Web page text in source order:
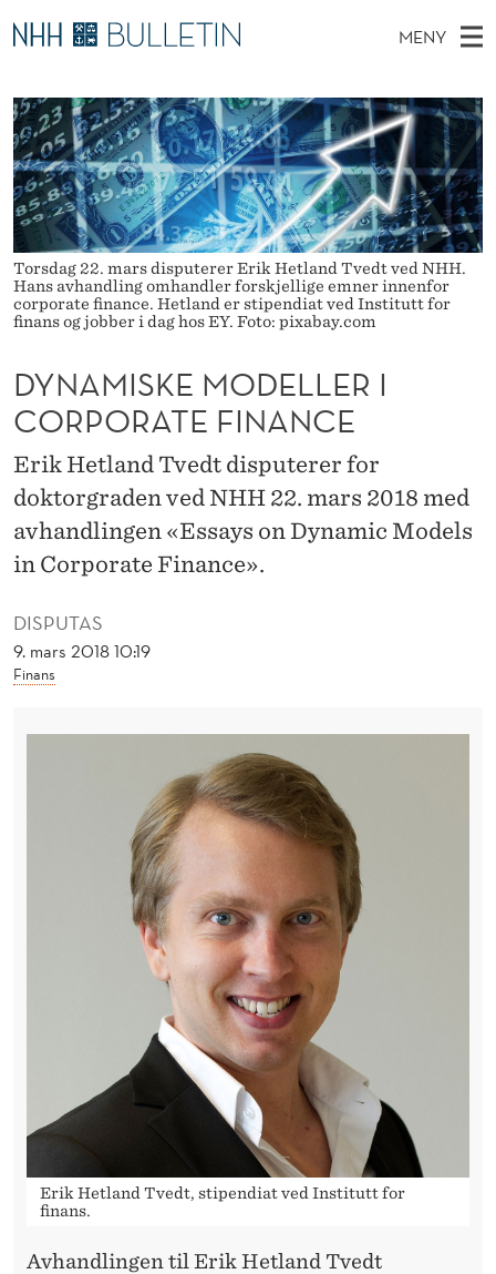
D
Y
N
A
M
S
K
M
O
D
E
L
E
R
MENY
O
V
E
D
M
E
N
Y
Ø
K
I
N
E
T
T
S
T
E
D
E
T
Stipendiater og nye forskerprofiler
Disputaser
Ekspertutvalg
Om Bulletin
Torsdag 22. mars disputerer Erik Hetland Tvedt ved NHH.
Hans avhandling omhandler forskjellige emner innenfor
corporate finance. Hetland er stipendiat ved Institutt for
finans og jobber i dag hos EY. Foto: pixabay.com
DISPUTAS
9. mars 2018 10:19
Finans
DYNAMISKE MODELLER I
CORPORATE FINANCE
Erik Hetland Tvedt disputerer for
doktorgraden ved NHH 22. mars 2018 med
avhandlingen «Essays on Dynamic Models
in Corporate Finance».
Erik Hetland Tvedt, stipendiat ved Institutt for
finans.
Avhandlingen til Erik Hetland Tvedt